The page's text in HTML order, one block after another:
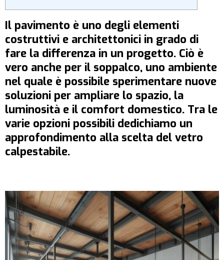
Il pavimento è uno degli elementi
costruttivi e architettonici in grado di
fare la differenza in un progetto. Ciò è
vero anche per il soppalco, uno ambiente
nel quale è possibile sperimentare nuove
soluzioni per ampliare lo spazio, la
luminosità e il comfort domestico. Tra le
varie opzioni possibili dedichiamo un
approfondimento alla scelta del vetro
calpestabile.